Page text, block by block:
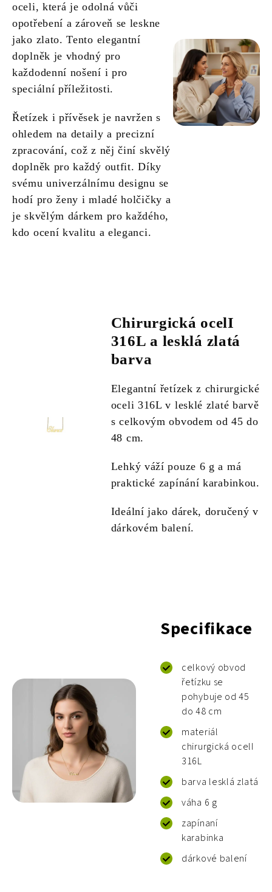
oceli, která je odolná vůči
opotřebení a zároveň se leskne
jako zlato. Tento elegantní
doplněk je vhodný pro
každodenní nošení i pro
speciální příležitosti.
Řetízek i přívěsek je navržen s
ohledem na detaily a precizní
zpracování, což z něj činí skvělý
doplněk pro každý outfit. Díky
svému univerzálnímu designu se
hodí pro ženy i mladé holčičky a
je skvělým dárkem pro každého,
kdo ocení kvalitu a eleganci.
Chirurgická ocelI
316L a lesklá zlatá
barva
Elegantní řetízek z chirurgické
oceli 316L v lesklé zlaté barvě
s celkovým obvodem od 45 do
48 cm.
Lehký váží pouze 6 g a má
praktické zapínání karabinkou.
Ideální jako dárek, doručený v
dárkovém balení.
Specifikace
celkový obvod
řetízku se
pohybuje od 45
do 48 cm
materiál
chirurgická ocelI
316L
barva lesklá zlatá
váha 6 g
zapínaní
karabinka
dárkové balení